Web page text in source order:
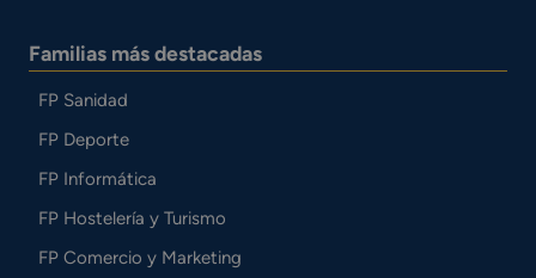
Familias más destacadas
FP Sanidad
FP Deporte
FP Informática
FP Hostelería y Turismo
FP Comercio y Marketing